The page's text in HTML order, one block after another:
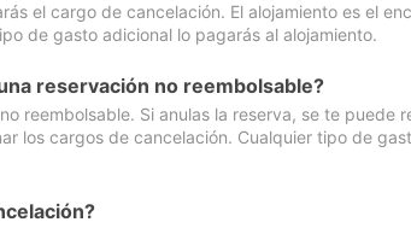
el cargo de cancelación. El alojamiento es el
de gasto adicional lo pagarás al alojamiento.
reservación no reembolsable?
reembolsable. Si anulas la reserva, se te puede
los cargos de cancelación. Cualquier tipo de